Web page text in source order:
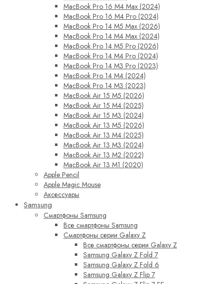
MacBook Pro 16 M4 Max (2024)
MacBook Pro 16 M4 Pro (2024)
MacBook Pro 14 M5 Max (2026)
MacBook Pro 14 M4 Max (2024)
MacBook Pro 14 M5 Pro (2026)
MacBook Pro 14 M4 Pro (2024)
MacBook Pro 14 M3 Pro (2023)
MacBook Pro 14 M4 (2024)
MacBook Pro 14 M3 (2023)
MacBook Air 15 M5 (2026)
MacBook Air 15 M4 (2025)
MacBook Air 15 M3 (2024)
MacBook Air 13 M5 (2026)
MacBook Air 13 M4 (2025)
MacBook Air 13 M3 (2024)
MacBook Air 13 M2 (2022)
MacBook Air 13 M1 (2020)
Apple Pencil
Apple Magic Mouse
Аксессуары
Samsung
Смартфоны Samsung
Все смартфоны Samsung
Смартфоны серии Galaxy Z
Все смартфоны серии Galaxy Z
Samsung Galaxy Z Fold 7
Samsung Galaxy Z Fold 6
Samsung Galaxy Z Flip 7